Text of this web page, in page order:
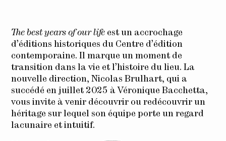
The best years of our life est un accrochage
d’éditions historiques du Centre d’édition
contemporaine. Il marque un moment de
transition dans la vie et l’histoire du lieu. La
nouvelle direction, Nicolas Brulhart, qui a
succédé en juillet 2025 à Véronique Bacchetta,
vous invite à venir découvrir ou redécouvrir un
héritage sur lequel son équipe porte un regard
lacunaire et intuitif.